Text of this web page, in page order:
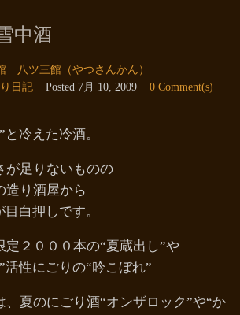
中酒
八ツ三館（やつさんかん）
日記 Posted 7月 10, 2009 0 Comment(s)
冷えた冷酒。
が足りないものの
造り酒屋から
白押しです。
定２０００本の“夏蔵出し”や
活性にごりの“吟こぼれ”
、夏のにごり酒“オンザロック”や“か